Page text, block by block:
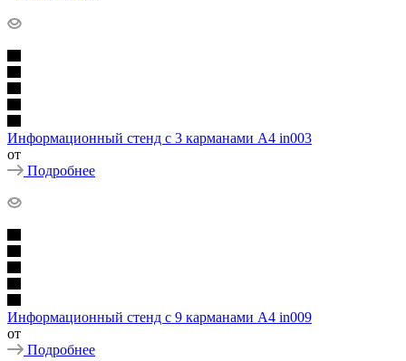
Информационный стенд с 3 карманами А4 in003
от
Подробнее
Информационный стенд с 9 карманами А4 in009
от
Подробнее